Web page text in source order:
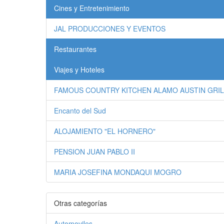
Cines y Entretenimiento
JAL PRODUCCIONES Y EVENTOS
Restaurantes
Viajes y Hoteles
FAMOUS COUNTRY KITCHEN ALAMO AUSTIN
Encanto del Sud
ALOJAMIENTO "EL HORNERO"
PENSION JUAN PABLO II
MARIA JOSEFINA MONDAQUI MOGRO
Otras categorías